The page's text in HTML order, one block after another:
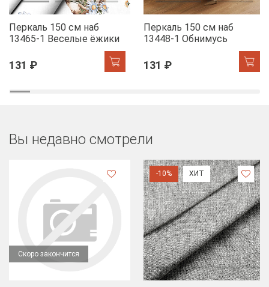
Перкаль 150 см наб
13465-1 Веселые ёжики
131 ₽
Перкаль 150 см наб
13448-1 Обнимусь
131 ₽
Вы недавно смотрели
Скоро закончится
-10% ХИТ